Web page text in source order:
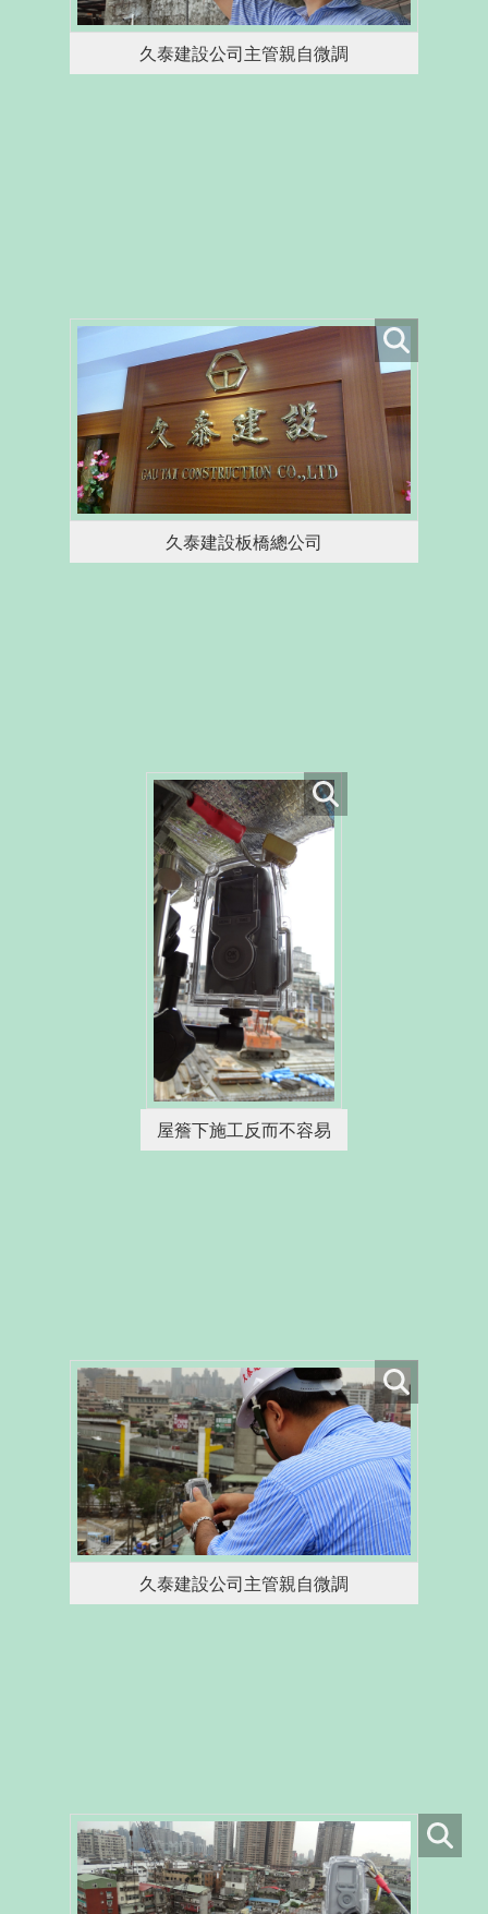
久泰建設公司主管親自微調
久泰建設板橋總公司
屋簷下施工反而不容易
久泰建設公司主管親自微調